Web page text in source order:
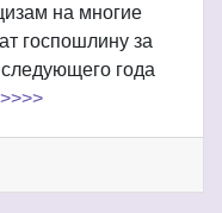
на многие
госпошлину за
года